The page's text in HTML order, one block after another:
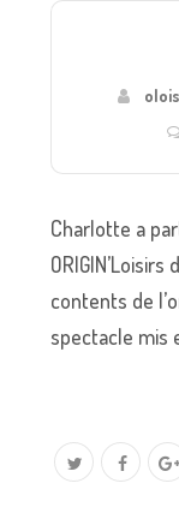
Charlotte a
contents de
spectacle mis